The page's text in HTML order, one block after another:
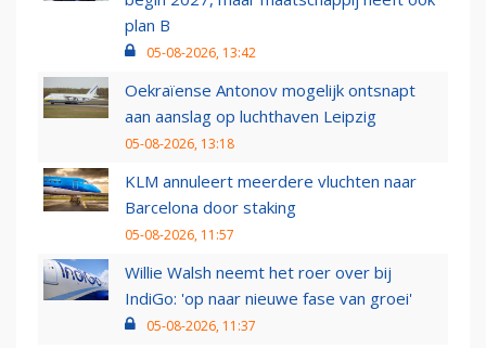
plan B
05-08-2026, 13:42
Oekraïense Antonov mogelijk ontsnapt
aan aanslag op luchthaven Leipzig
05-08-2026, 13:18
KLM annuleert meerdere vluchten naar
Barcelona door staking
05-08-2026, 11:57
Willie Walsh neemt het roer over bij
IndiGo: 'op naar nieuwe fase van groei'
05-08-2026, 11:37